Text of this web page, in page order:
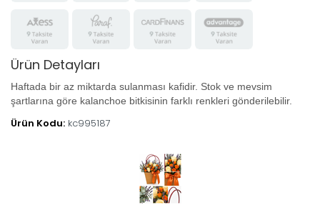
Ürün Detayları
Haftada bir az miktarda sulanması kafidir. Stok ve mevsim
şartlarına göre kalanchoe bitkisinin farklı renkleri gönderilebilir.
Ürün Kodu: kc995187